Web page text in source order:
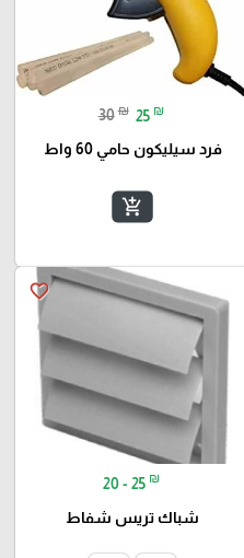
30 ₪ 25 ₪
فرد سيليكون حامي 60 واط
add_shopping_cart
favorite_border
20 - 25 ₪
شباك تريس شفاط